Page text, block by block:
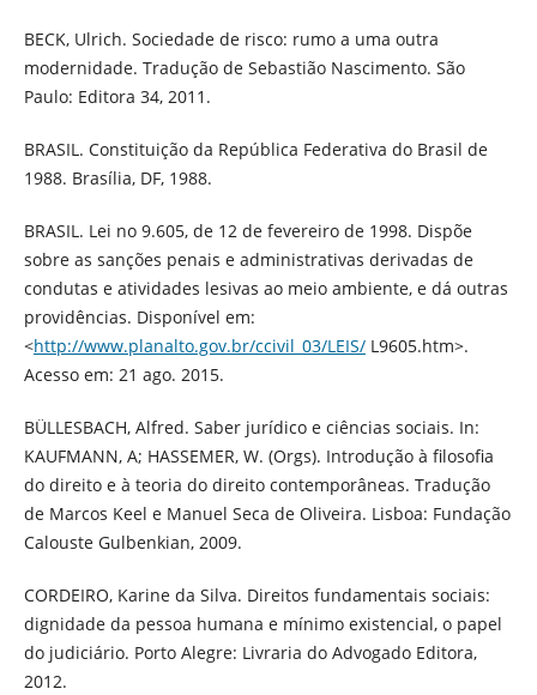
BECK, Ulrich. Sociedade de risco: rumo a uma outra
modernidade. Tradução de Sebastião Nascimento. São
Paulo: Editora 34, 2011.
BRASIL. Constituição da República Federativa do Brasil de
1988. Brasília, DF, 1988.
BRASIL. Lei no 9.605, de 12 de fevereiro de 1998. Dispõe
sobre as sanções penais e administrativas derivadas de
condutas e atividades lesivas ao meio ambiente, e dá outras
providências. Disponível em:
<http://www.planalto.gov.br/ccivil_03/LEIS/L9605.htm>.
Acesso em: 21 ago. 2015.
BÜLLESBACH, Alfred. Saber jurídico e ciências sociais. In:
KAUFMANN, A; HASSEMER, W. (Orgs). Introdução à filosofia
do direito e à teoria do direito contemporâneas. Tradução
de Marcos Keel e Manuel Seca de Oliveira. Lisboa: Fundação
Calouste Gulbenkian, 2009.
CORDEIRO, Karine da Silva. Direitos fundamentais sociais:
dignidade da pessoa humana e mínimo existencial, o papel
do judiciário. Porto Alegre: Livraria do Advogado Editora,
2012.